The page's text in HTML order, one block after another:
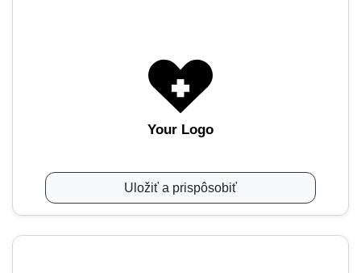
Your Logo
Uložiť a prispôsobiť